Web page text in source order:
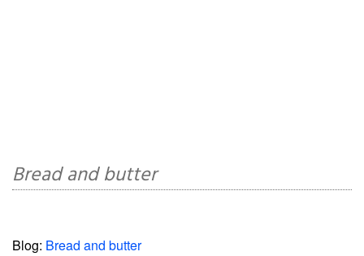
Bread and butter
Blog: Bread and butter